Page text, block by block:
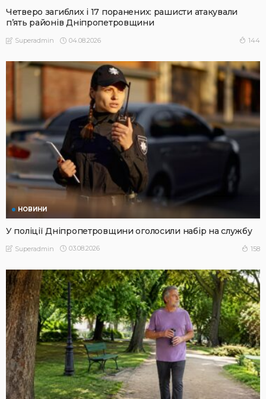
Четверо загиблих і 17 поранених: рашисти атакували
п’ять районів Дніпропетровщини
Superadmin 04.08.2026 144
НОВИНИ
У поліції Дніпропетровщини оголосили набір на службу
Superadmin 03.08.2026 158